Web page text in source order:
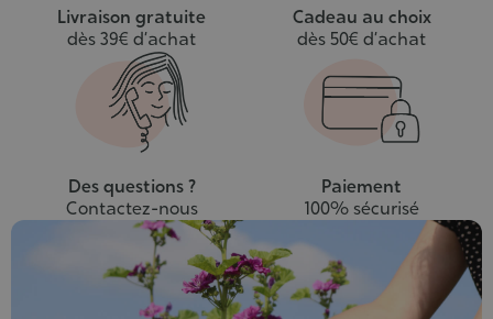
Livraison gratuite
dès 39€ d’achat
Cadeau au choix
dès 50€ d’achat
Des questions ?
Contactez-nous
Paiement
100% sécurisé